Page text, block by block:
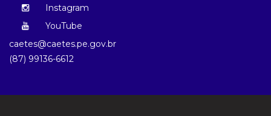
Instagram
YouTube
caetes@caetes.pe.gov.br
(87) 99136-6612